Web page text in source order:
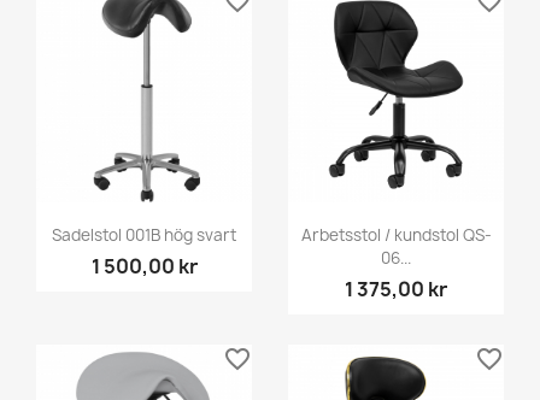
Sadelstol 001B hög svart
1 500,00 kr
Arbetsstol / kundstol QS-
06...
1 375,00 kr
favorite_border favorite_border